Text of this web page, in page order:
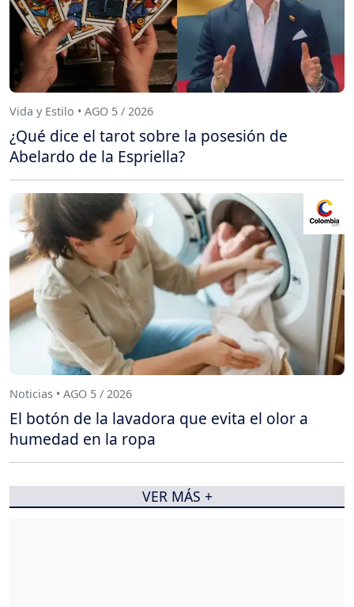
Vida y Estilo • AGO 5 / 2026
¿Qué dice el tarot sobre la posesión de
Abelardo de la Espriella?
Noticias • AGO 5 / 2026
El botón de la lavadora que evita el olor a
humedad en la ropa
VER MÁS +